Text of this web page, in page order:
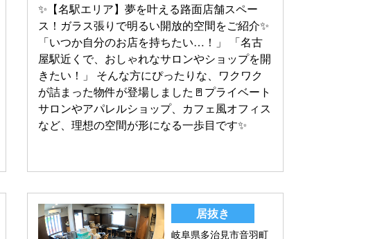
✨【名駅エリア】夢を叶える路面店舗スペー
ス！ガラス張りで明るい開放的空間をご紹介✨
「いつか自分のお店を持ちたい…！」 「名古
屋駅近くで、おしゃれなサロンやショップを開
きたい！」 そんな方にぴったりな、ワクワク
が詰まった物件が登場しました🚪プライベート
サロンやアパレルショップ、カフェ風オフィス
など、理想の空間が形になる一歩目です✨
居抜き
岐阜県多治見市音羽町